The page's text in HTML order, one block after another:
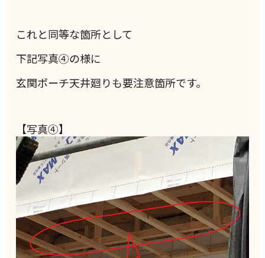
これと同等な箇所として
下記写真④の様に
玄関ポーチ天井廻りも要注意箇所です。
【写真④】